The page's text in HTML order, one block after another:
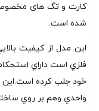
کارت و تگ های مخصوص
شده است.
اين مدل از كيفيت
فلزي است داراي
خود جلب كرده است.اين
واحدي وهم بر روي